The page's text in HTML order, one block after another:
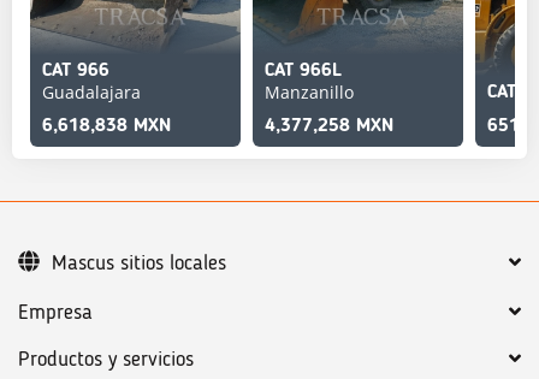
CAT 966
Guadalajara
6,618,838 MXN
CAT 966L
Manzanillo
4,377,258 MXN
CAT
Empresa
Productos y servicios
Mascus sitios locales